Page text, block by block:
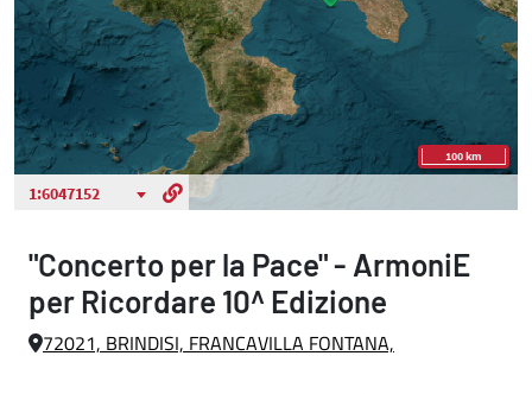
"Concerto per la Pace" - ArmoniE
per Ricordare 10^ Edizione
72021, BRINDISI, FRANCAVILLA FONTANA,